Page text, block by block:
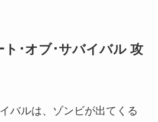
ト･オブ･サバイバル 攻
バルは、ゾンビが出てくる